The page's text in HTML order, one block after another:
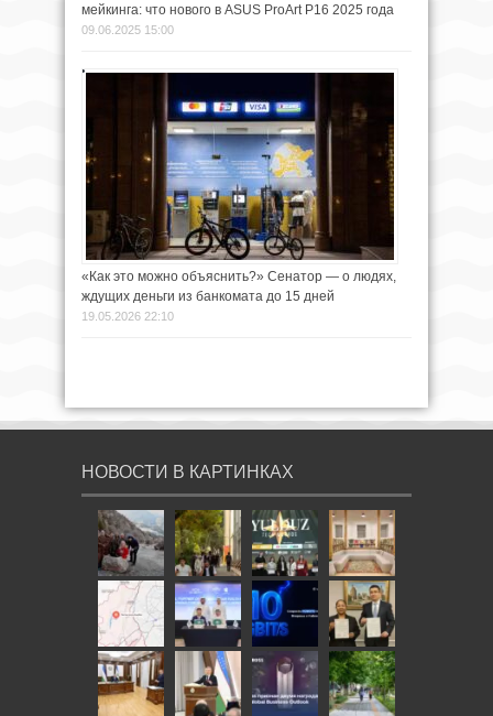
мейкинга: что нового в ASUS ProArt P16 2025 года
09.06.2025 15:00
«Как это можно объяснить?» Сенатор — о людях,
ждущих деньги из банкомата до 15 дней
19.05.2026 22:10
НОВОСТИ В КАРТИНКАХ